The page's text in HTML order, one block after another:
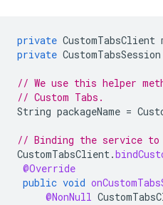
private CustomTabsClient
private CustomTabsSession
// We use this helper
// Custom Tabs.
String packageName =
// Binding the service to
CustomTabsClient.
@Override
public void
@NonNull